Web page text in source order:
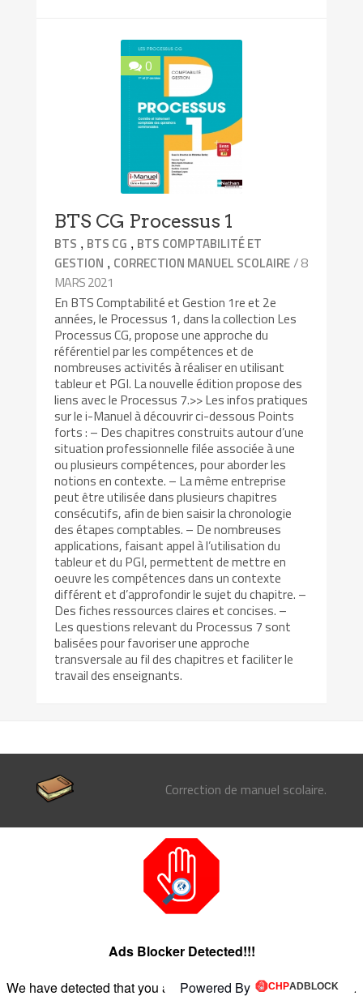
0
BTS CG Processus 1
BTS , BTS CG , BTS COMPTABILITÉ ET
GESTION , CORRECTION MANUEL SCOLAIRE/ 8
MARS 2021
En BTS Comptabilité et Gestion 1re et 2e
années, le Processus 1, dans la collection Les
Processus CG, propose une approche du
référentiel par les compétences et de
nombreuses activités à réaliser en utilisant
tableur et PGI. La nouvelle édition propose des
liens avec le Processus 7.>> Les infos pratiques
sur le i-Manuel à découvrir ci-dessous Points
forts : – Des chapitres construits autour d’une
situation professionnelle filée associée à une
ou plusieurs compétences, pour aborder les
notions en contexte. – La même entreprise
peut être utilisée dans plusieurs chapitres
consécutifs, afin de bien saisir la chronologie
des étapes comptables. – De nombreuses
applications, faisant appel à l’utilisation du
tableur et du PGI, permettent de mettre en
oeuvre les compétences dans un contexte
différent et d’approfondir le sujet du chapitre. –
Des fiches ressources claires et concises. –
Les questions relevant du Processus 7 sont
balisées pour favoriser une approche
transversale au fil des chapitres et faciliter le
travail des enseignants.
Correction de manuel scolaire.
Ads Blocker Detected!!!
We have detected that you are using extensions to block ads.
Powered By